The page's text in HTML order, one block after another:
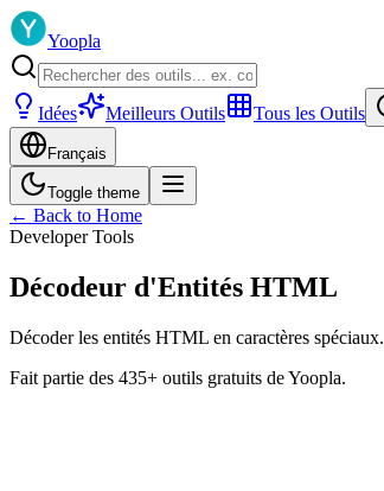
Yoopla
Idées Meilleurs Outils Tous les Outils
Français
Toggle theme
← Back to Home
Developer Tools
Décodeur d'Entités HTML
Décoder les entités HTML en caractères spéciaux.
Fait partie des 435+ outils gratuits de Yoopla.